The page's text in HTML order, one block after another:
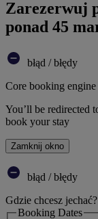
Zarezerwuj
ponad 45
błąd / błędy
Core booking engine
You’ll be redirected
book your stay
Zamknij okno
błąd / błędy
Gdzie chcesz jechać?
Booking Dates